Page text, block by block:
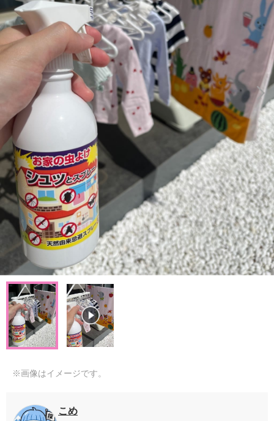
※画像はイメージです。
こめ